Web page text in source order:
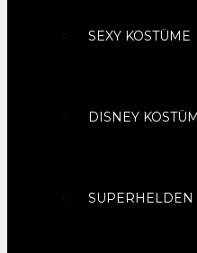
SEXY KOSTÜME
DISNEY
SUPERHELDEN